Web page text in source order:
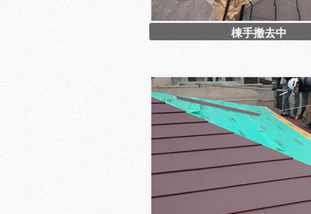
棟手撤去中